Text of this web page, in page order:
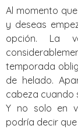
Al momento
y deseas
opción. La
temporada
de helado.
cabeza cuando
Y no solo en
podría decir